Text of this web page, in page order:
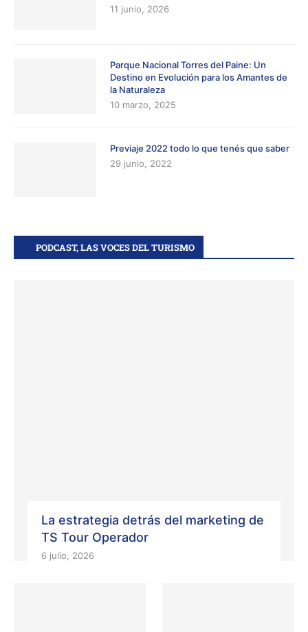
11 junio, 2026
Parque Nacional Torres del Paine: Un
Destino en Evolución para los Amantes de
la Naturaleza
10 marzo, 2025
Previaje 2022 todo lo que tenés que saber
29 junio, 2022
PODCAST, LAS VOCES DEL TURISMO
La estrategia detrás del marketing de
TS Tour Operador
6 julio, 2026